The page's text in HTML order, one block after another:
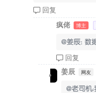
回复
疯佬
博主
@姜辰: 数
回复
姜辰
网友
@老司机